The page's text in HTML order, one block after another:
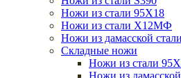
Ножи из стали 95X18
Ножи из стали Х12МФ
Ножи из дамасской стали
Складные ножи
Ножи из стали
Ножи из